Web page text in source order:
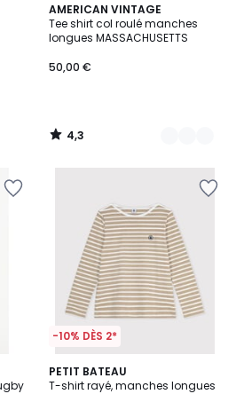
AMERICAN VINTAGE
Tee shirt col roulé manches
longues MASSACHUSETTS
50,00 €
4,3
/ 5
2
Couleurs
4,3
/
-10% DÈS 2*
PETIT BATEAU
T-shirt rayé, manches longues